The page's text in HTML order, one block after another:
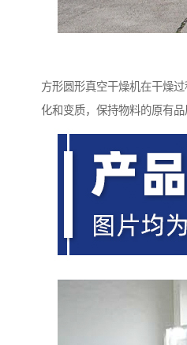
方形圆形真空干燥机在干燥
化和变质，保持物料的原有品